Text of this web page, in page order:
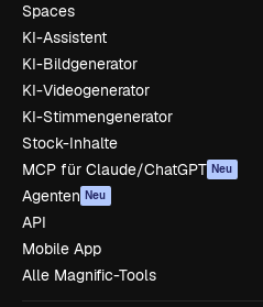
Spaces
KI-Assistent
KI-Bildgenerator
KI-Videogenerator
KI-Stimmengenerator
Stock-Inhalte
MCP für Claude/ChatGPT Neu
Agenten Neu
API
Mobile App
Alle Magnific-Tools